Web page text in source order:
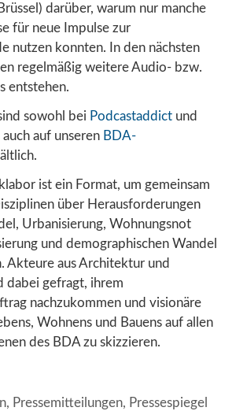
darüber, warum nur manche
für neue Impulse zur
nutzen konnten. In den nächsten
regelmäßig weitere Audio- bzw.
entstehen.
sowohl bei Podcastaddict und
auch auf unseren BDA-
ist ein Format, um gemeinsam
über Herausforderungen
Urbanisierung, Wohnungsnot
und demographischen Wandel
Akteure aus Architektur und
dabei gefragt, ihrem
nachzukommen und visionäre
Wohnens und Bauens auf allen
des BDA zu skizzieren.
, Pressemitteilungen, Pressespiegel